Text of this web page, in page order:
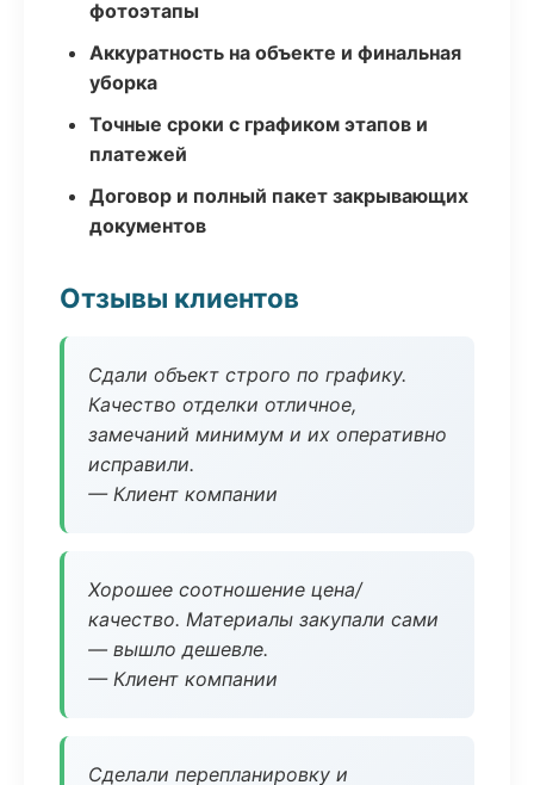
фотоэтапы
Аккуратность на объекте и финальная
уборка
Точные сроки с графиком этапов и
платежей
Договор и полный пакет закрывающих
документов
Отзывы клиентов
Сдали объект строго по графику.
Качество отделки отличное,
замечаний минимум и их оперативно
исправили.
— Клиент компании
Хорошее соотношение цена/
качество. Материалы закупали сами
— вышло дешевле.
— Клиент компании
Сделали перепланировку и